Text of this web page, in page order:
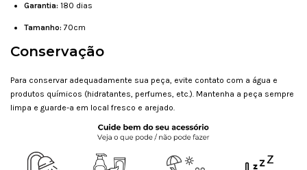
Garantia: 180 dias
Tamanho:70cm
Conservação
Para conservar adequadamente sua peça, evite contato com a água e
produtos químicos (hidratantes, perfumes, etc.). Mantenha a peça sempre
limpa e guarde-a em local fresco e arejado.